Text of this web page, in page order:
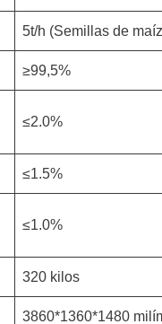
5t/h (Semillas de
≥99,5%
≤2.0%
≤1.5%
≤1.0%
320 kilos
3860*1360*1480